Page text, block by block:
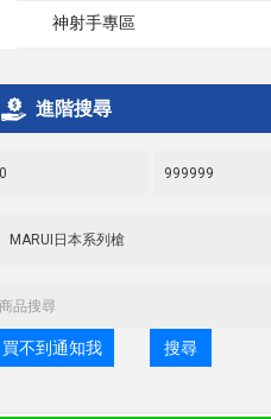
神射手專區
進階搜尋
買不到通知我 搜尋